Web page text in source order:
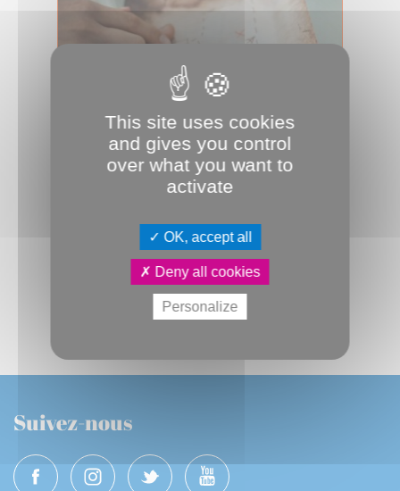
Enfance | Les mystères
de l'archéologie - 6 ans et
EN SAVOIR PLUS
STAGES ET ATELIERS
Suivez-nous
This site uses cookies
and gives you control
over what you want to
activate
OK, accept all
Deny all cookies
Personalize